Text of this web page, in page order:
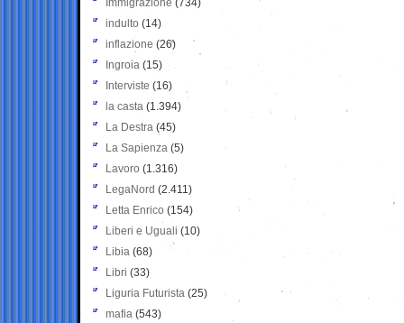
Immigrazione (734)
indulto (14)
inflazione (26)
Ingroia (15)
Interviste (16)
la casta (1.394)
La Destra (45)
La Sapienza (5)
Lavoro (1.316)
LegaNord (2.411)
Letta Enrico (154)
Liberi e Uguali (10)
Libia (68)
Libri (33)
Liguria Futurista (25)
mafia (543)